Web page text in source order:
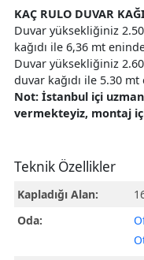
KAÇ RULO DUVAR
Duvar yüksekliğiniz
kağıdı ile 6,36 mt
Duvar yüksekliğiniz
duvar kağıdı ile 5.30
Not: İstanbul içi
vermekteyiz, montaj
Teknik Özellikler
Kapladığı Alan:
Oda: